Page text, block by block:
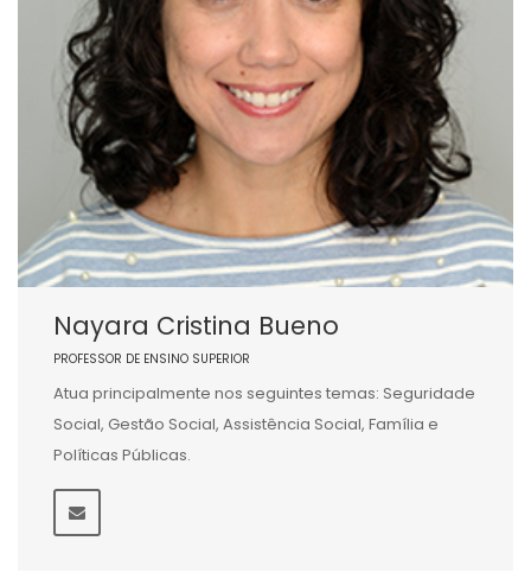
Nayara Cristina Bueno
PROFESSOR DE ENSINO SUPERIOR
Atua principalmente nos seguintes temas: Seguridade
Social, Gestão Social, Assistência Social, Família e
Políticas Públicas.